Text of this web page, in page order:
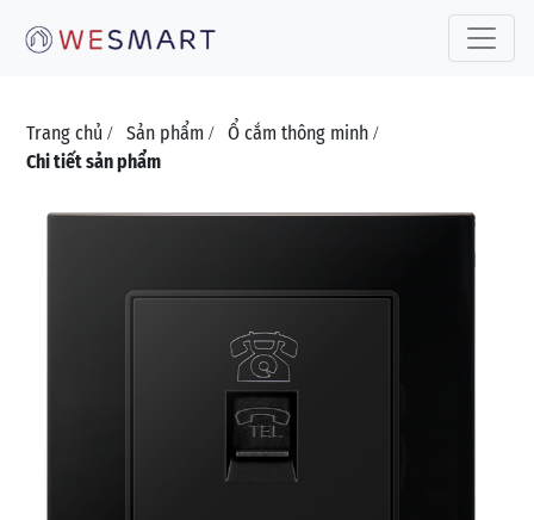
Trang chủ / Sản phẩm / Ổ cắm thông minh /
Chi tiết sản phẩm